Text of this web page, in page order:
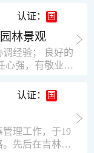
于郑州市荥阳
然气公司基地
有15层办公楼及
结构。住宅楼4
。1989年至19
产线，该项目
直径9米高41
廊一个，框架
架结构。1991
历任：七里三
业内部管理和
程及房地产公
力和商务谈判
好职业道德、有
承受巨大工作压
业药师，中国
院津贴专家。
艺国家发明专
认证：
林景观
经验； 良好的
心强，有敬业创
警系统、门禁
统、巡更系
统主流产品，
力，并具有较丰
完成系统集成
认证：
理工作，于19
先后在吉林油